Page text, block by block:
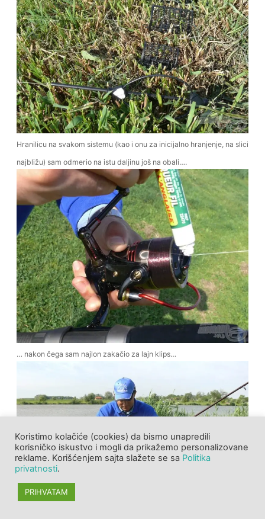
Hranilicu na svakom sistemu (kao i onu za inicijalno hranjenje, na slici
najbližu) sam odmerio na istu daljinu još na obali….
… nakon čega sam najlon zakačio za lajn klips…
Koristimo kolačiće (cookies) da bismo unapredili
korisničko iskustvo i mogli da prikažemo personalizovane
reklame. Korišćenjem sajta slažete se sa Politika
privatnosti.
PRIHVATAM